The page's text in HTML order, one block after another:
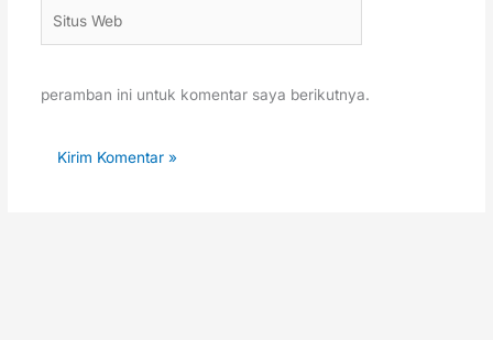
Web
peramban ini untuk komentar saya berikutnya.